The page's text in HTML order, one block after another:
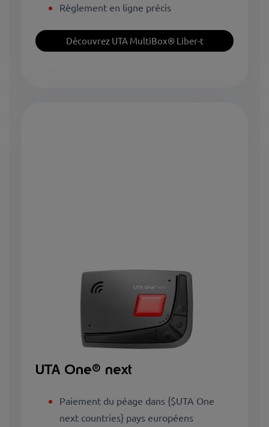
Règlement en ligne précis
Découvrez UTA MultiBox® Liber-t
UTA One® next
Paiement du péage dans {$UTA One
next countries} pays européens